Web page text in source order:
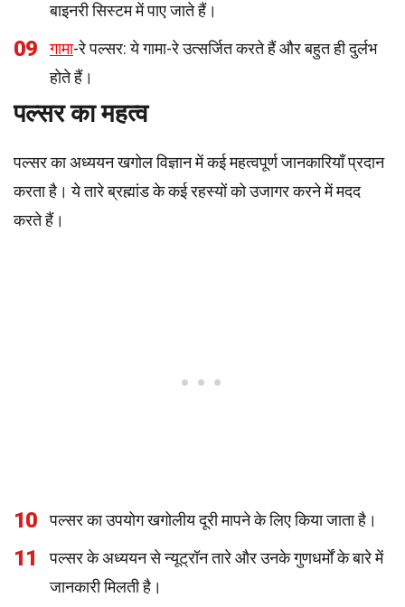
बाइनरी सिस्टम में पाए जाते हैं।
09 गामा-रे पल्सर: ये गामा-रे उत्सर्जित करते हैं और बहुत ही दुर्लभ
होते हैं।
पल्सर का महत्व
पल्सर का अध्ययन खगोल विज्ञान में कई महत्वपूर्ण जानकारियाँ प्रदान
करता है। ये तारे ब्रह्मांड के कई रहस्यों को उजागर करने में मदद
करते हैं।
10 पल्सर का उपयोग खगोलीय दूरी मापने के लिए किया जाता है।
11
पल्सर के अध्ययन से न्यूट्रॉन तारे और उनके गुणधर्मों के बारे में
जानकारी मिलती है।